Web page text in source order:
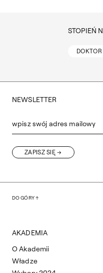
STOPIEŃ
DOKTOR
NEWSLETTER
wpisz swój adres mailowy
ZAPISZ SIĘ
DO GÓRY
AKADEMIA
O Akademii
Władze